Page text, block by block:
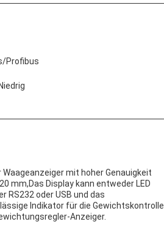
Profibus
mit hoher Genauigkeit
mm,Das Display kann entweder LED
RS232 oder USB und das
Indikator für die Gewichtskontrolle
Anzeiger.